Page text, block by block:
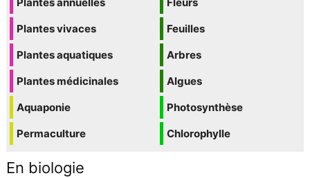
Plantes vivaces
Plantes aquatiques
Plantes médicinales
Aquaponie
Permaculture
Feuilles
Arbres
Algues
Photosynthèse
Chlorophylle
En biologie